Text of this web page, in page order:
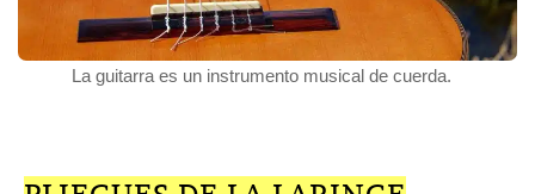
La guitarra es un instrumento musical de cuerda.